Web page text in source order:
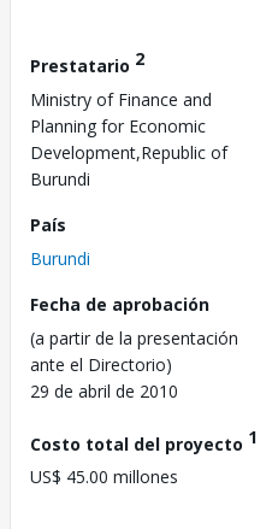
Prestatario 2
Ministry of Finance and
Planning for Economic
Development,Republic of
Burundi
País
Burundi
Fecha de aprobación
(a partir de la presentación
ante el Directorio)
29 de abril de 2010
Costo total del proyecto 1
US$ 45.00 millones